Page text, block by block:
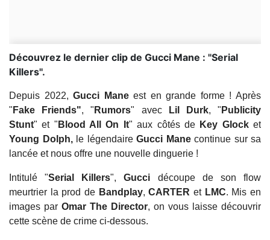
Découvrez le dernier clip de Gucci Mane : ''Serial
Killers''.
Depuis 2022,Gucci Maneest en grande forme ! Après
" Fake Friends", " Rumors" avec Lil Durk, " Publicity
Stunt" et " Blood All On It" aux côtés de Key Glocket
Young Dolph,le légendaire Gucci Manecontinue sur sa
lancée et nous offre une nouvelle dinguerie !
Intitulé "Serial Killers",Gucci découpe de son flow
meurtrier la prod de Bandplay,CARTERet LMC. Mis en
images par Omar The Director, on vous laisse découvrir
cette scène de crime ci-dessous.